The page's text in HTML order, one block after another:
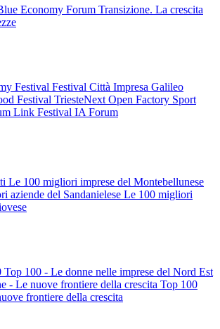
Economy Forum Transizione. La crescita
Festival Festival Città Impresa Galileo
Festival TriesteNext Open Factory Sport
Link Festival IA Forum
Le 100 migliori imprese del Montebellunese
aziende del Sandanielese Le 100 migliori
Top 100 - Le donne nelle imprese del Nord Est
- Le nuove frontiere della crescita Top 100
frontiere della crescita